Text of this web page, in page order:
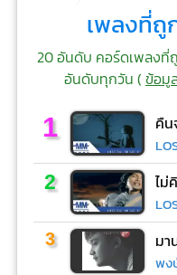
เพลงที่ถู
20 อันดับ คอร์ดเพลงที่
อันดับทุกวัน (ข้อมู
1 คืน
2 ไม่
3 มา
พง